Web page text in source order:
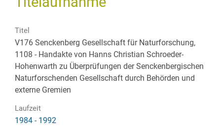
Titel
V176 Senckenberg Gesellschaft für Naturforschung,
1108 - Handakte von Hanns Christian Schroeder-
Hohenwarth zu Überprüfungen der Senckenbergischen
Naturforschenden Gesellschaft durch Behörden und
externe Gremien
Laufzeit
1984 - 1992